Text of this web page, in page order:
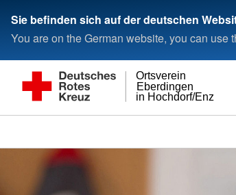
Sie befinden sich auf der deutschen
You are on the German website, you can
in Hochdorf/Enz
Eberdingen
Ortsverein